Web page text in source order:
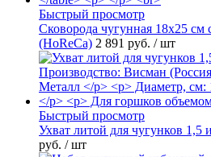
Быстрый просмотр
Сковорода чугунная 18х25
(HoReCa) 2 891 руб. / шт
Быстрый просмотр
Ухват литой для чугунков 1,5
руб. / шт